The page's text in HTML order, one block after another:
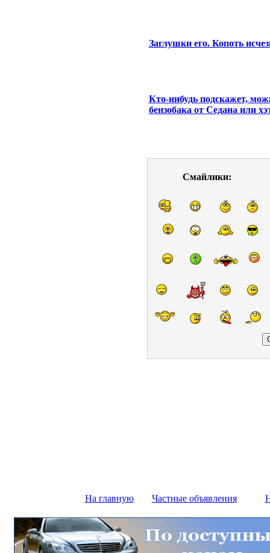
Заглушки его. Копоть
Кто-нибудь подскажет,
бензобака от Седана или
Смайлики:
На главную Частные объявления